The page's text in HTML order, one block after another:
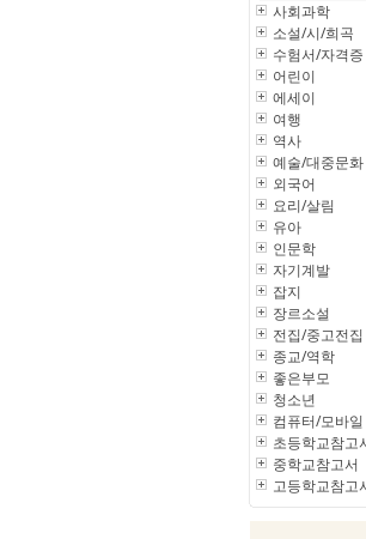
사회과학
소설/시/희곡
수험서/자격증
어린이
에세이
여행
역사
예술/대중문화
외국어
요리/살림
유아
인문학
자기계발
잡지
장르소설
전집/중고전집
종교/역학
좋은부모
청소년
컴퓨터/모바일
초등학교참고
중학교참고서
고등학교참고